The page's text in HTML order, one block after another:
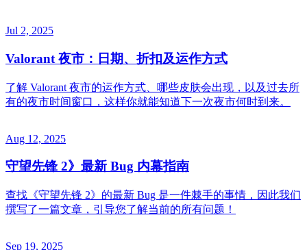
Jul 2, 2025
Valorant 夜市：日期、折扣及运作方式
了解 Valorant 夜市的运作方式、哪些皮肤会出现，以及过去所
有的夜市时间窗口，这样你就能知道下一次夜市何时到来。
Aug 12, 2025
守望先锋 2》最新 Bug 内幕指南
查找《守望先锋 2》的最新 Bug 是一件棘手的事情，因此我们
撰写了一篇文章，引导您了解当前的所有问题！
Sep 19, 2025